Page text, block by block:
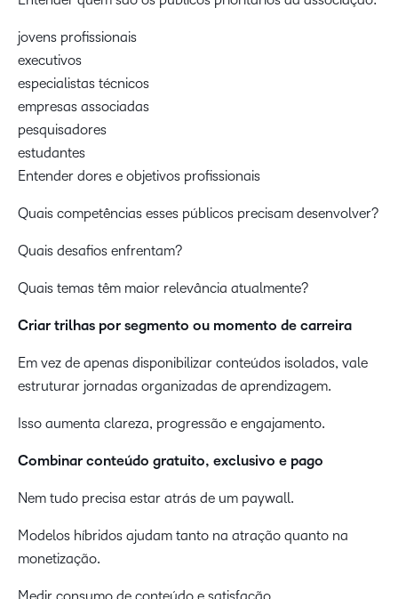
jovens profissionais
executivos
especialistas técnicos
empresas associadas
pesquisadores
estudantes
Entender dores e objetivos profissionais
Quais competências esses públicos precisam desenvolver?
Quais desafios enfrentam?
Quais temas têm maior relevância atualmente?
Criar trilhas por segmento ou momento de carreira
Em vez de apenas disponibilizar conteúdos isolados, vale
estruturar jornadas organizadas de aprendizagem.
Isso aumenta clareza, progressão e engajamento.
Combinar conteúdo gratuito, exclusivo e pago
Nem tudo precisa estar atrás de um paywall.
Modelos híbridos ajudam tanto na atração quanto na
monetização.
Medir consumo de conteúdo e satisfação